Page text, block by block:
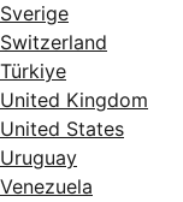
Sverige
Switzerland
Türkiye
United Kingdom
United States
Uruguay
Venezuela